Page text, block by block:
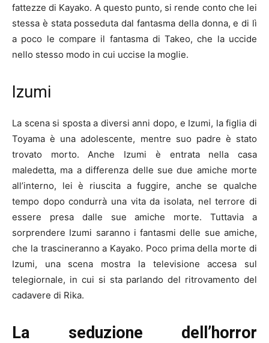
fattezze di Kayako. A questo punto, si rende conto che lei
stessa è stata posseduta dal fantasma della donna, e di lì
a poco le compare il fantasma di Takeo, che la uccide
nello stesso modo in cui uccise la moglie.
Izumi
La scena si sposta a diversi anni dopo, e Izumi, la figlia di
Toyama è una adolescente, mentre suo padre è stato
trovato morto. Anche Izumi è entrata nella casa
maledetta, ma a differenza delle sue due amiche morte
all’interno, lei è riuscita a fuggire, anche se qualche
tempo dopo condurrà una vita da isolata, nel terrore di
essere presa dalle sue amiche morte. Tuttavia a
sorprendere Izumi saranno i fantasmi delle sue amiche,
che la trascineranno a Kayako. Poco prima della morte di
Izumi, una scena mostra la televisione accesa sul
telegiornale, in cui si sta parlando del ritrovamento del
cadavere di Rika.
La seduzione dell’horror